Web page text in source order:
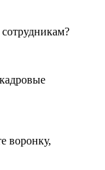
воронку,